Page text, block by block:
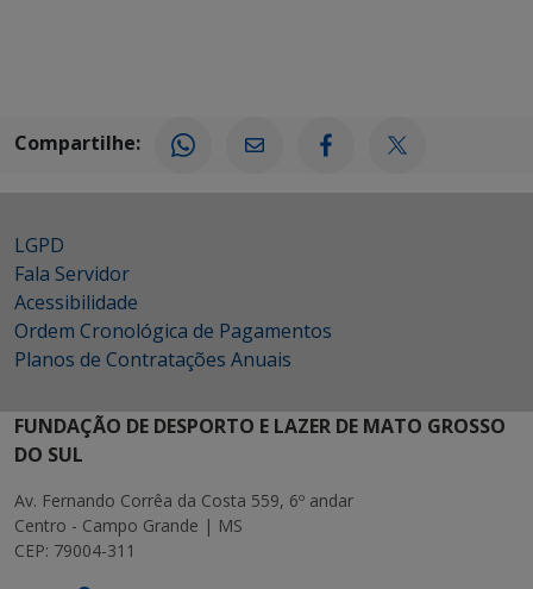
Compartilhe:
LGPD
Fala Servidor
Acessibilidade
Ordem Cronológica de Pagamentos
Planos de Contratações Anuais
FUNDAÇÃO DE DESPORTO E LAZER DE MATO GROSSO
DO SUL
Av. Fernando Corrêa da Costa 559, 6º andar
Centro - Campo Grande | MS
CEP: 79004-311